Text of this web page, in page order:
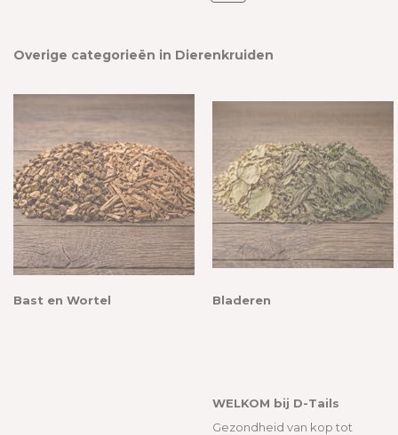
Overige categorieën in Dierenkruiden
Bast en Wortel Bladeren
WELKOM bij D-Tails
Gezondheid van kop tot